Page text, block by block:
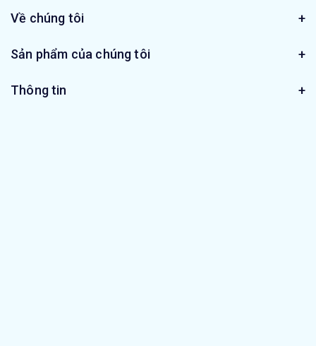
Về chúng tôi
Sản phẩm của chúng tôi
Thông tin